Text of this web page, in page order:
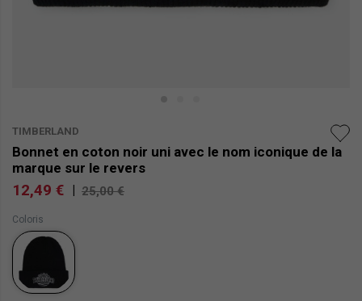
TIMBERLAND
Bonnet en coton noir uni avec le nom iconique de la
marque sur le revers
12,49 € 25,00 €
Coloris